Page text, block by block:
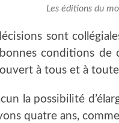
Les éditions du
sont
conditions
à tous et à
la possibilité
quatre ans,